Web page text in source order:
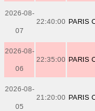
2026-08-
07
22:40:00 PARIS
2026-08-
06
22:35:00 PARIS
2026-08-
05
21:20:00 PARIS